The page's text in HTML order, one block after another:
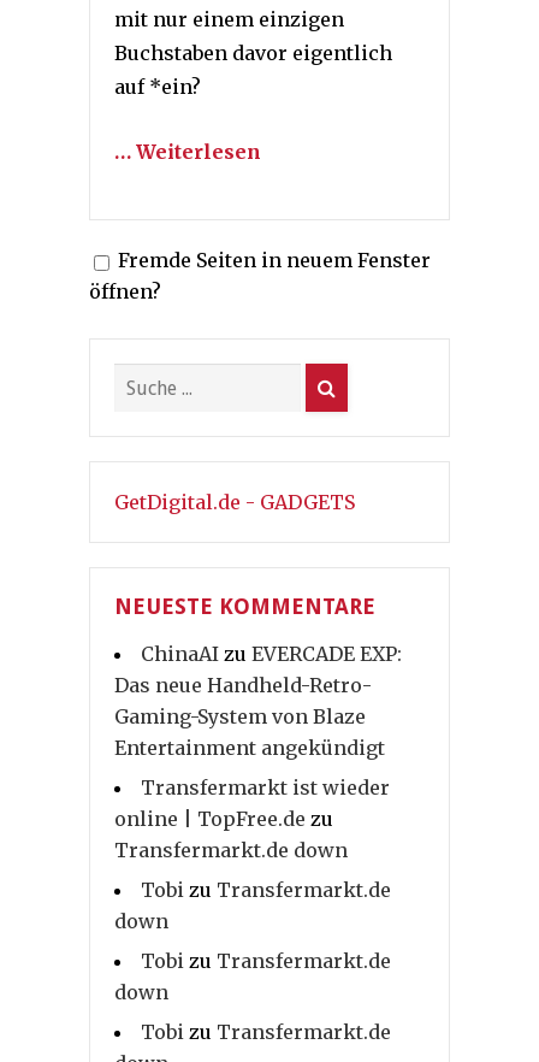
mit nur einem einzigen
Buchstaben davor eigentlich
auf *ein?
… Weiterlesen
Fremde Seiten in neuem Fenster
öffnen?
GetDigital.de - GADGETS
NEUESTE KOMMENTARE
ChinaAI zu EVERCADE EXP:
Das neue Handheld-Retro-
Gaming-System von Blaze
Entertainment angekündigt
Transfermarkt ist wieder
online | TopFree.de zu
Transfermarkt.de down
Tobi zu Transfermarkt.de
down
Tobi zu Transfermarkt.de
down
Tobi zu Transfermarkt.de